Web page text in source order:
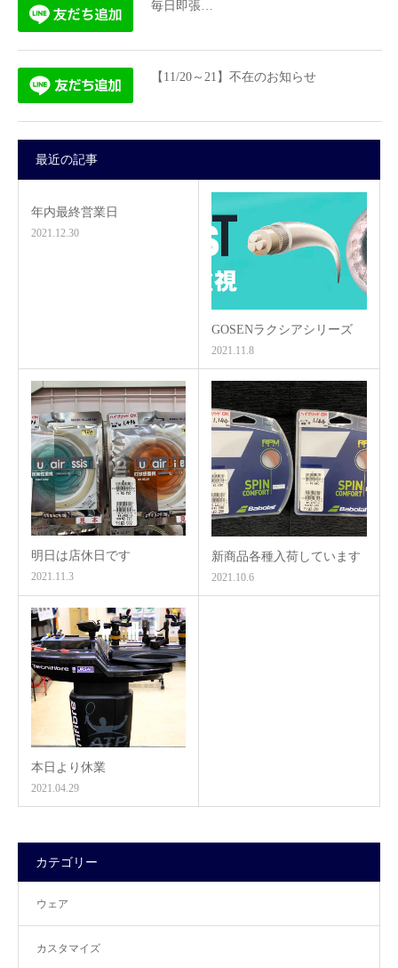
毎日即張…
【11/20～21】不在のお知らせ
最近の記事
年内最終営業日
2021.12.30
GOSENラクシアシリーズ
2021.11.8
明日は店休日です
2021.11.3
新商品各種入荷しています
2021.10.6
本日より休業
2021.04.29
カテゴリー
ウェア
カスタマイズ